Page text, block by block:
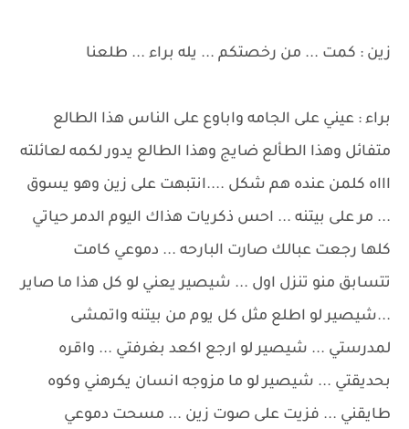
زين : كمت ... من رخصتكم ... يله براء ... طلعنا
براء : عيني على الجامه واباوع على الناس هذا الطالع
متفائل وهذا الطألع ضايج وهذا الطالع يدور لكمه لعائلته
اااه كلمن عنده هم شكل ....انتبهت على زين وهو يسوق
... مر على بيتنه ... احس ذكريات هذاك اليوم الدمر حياتي
كلها رجعت عبالك صارت البارحه ... دموعي كامت
تتسابق منو تنزل اول ... شيصير يعني لو كل هذا ما صاير
...شيصير لو اطلع مثل كل يوم من بيتنه واتمشى
لمدرستي ... شيصير لو ارجع اكعد بغرفتي ... واقره
بحديقتي ... شيصير لو ما مزوجه انسان يكرهني وكوه
طايقني ... فزيت على صوت زين ... مسحت دموعي